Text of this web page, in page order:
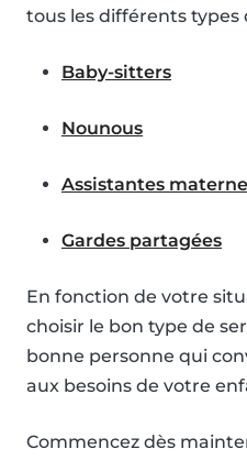
tous les différents types
Baby-sitters
Nounous
Assistantes
Gardes partagées
En fonction de votre
choisir le bon type de
bonne personne qui
aux besoins de votre
Commencez dès